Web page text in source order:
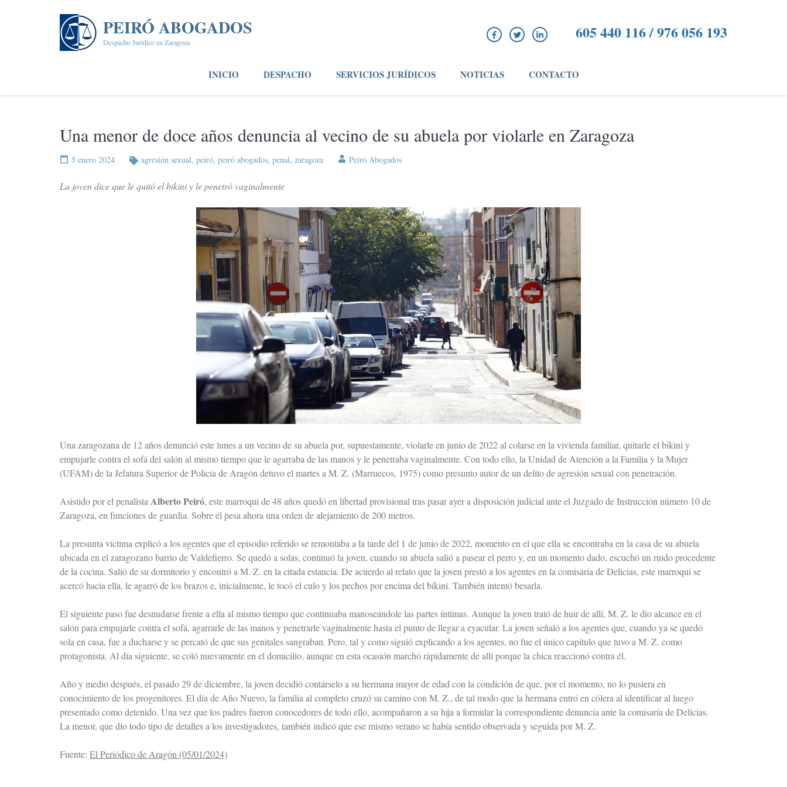
PEIRÓ ABOGADOS
Despacho Jurídico en Zaragoza 605 440 116 / 976 056 193
INICIO DESPACHO SERVICIOS JURÍDICOS NOTICIAS CONTACTO
Una menor de doce años denuncia al vecino de su abuela por violarle en Zaragoza
5 enero 2024 agresión sexual, peiró, peiró abogados, penal, zaragoza Peiró Abogados
La joven dice que le quitó el bikini y le penetró vaginalmente
Una zaragozana de 12 años denunció este lunes a un vecino de su abuela por, supuestamente, violarle en junio de 2022 al colarse en la vivienda familiar, quitarle el bikini y
empujarle contra el sofá del salón al mismo tiempo que le agarraba de las manos y le penetraba vaginalmente. Con todo ello, la Unidad de Atención a la Familia y la Mujer
(UFAM) de la Jefatura Superior de Policía de Aragón detuvo el martes a M. Z. (Marruecos, 1975) como presunto autor de un delito de agresión sexual con penetración.
Asistido por el penalistaAlberto Peiró, este marroquí de 48 años quedó en libertad provisional tras pasar ayer a disposición judicial ante el Juzgado de Instrucción número 10 de
Zaragoza, en funciones de guardia. Sobre él pesa ahora una orden de alejamiento de 200 metros.
La presunta víctima explicó a los agentes que el episodio referido se remontaba a la tarde del 1 de junio de 2022, momento en el que ella se encontraba en la casa de su abuela
ubicada en el zaragozano barrio de Valdefierro. Se quedó a solas, continuó la joven, cuando su abuela salió a pasear el perro y, en un momento dado, escuchó un ruido procedente
de la cocina. Salió de su dormitorio y encontró a M. Z. en la citada estancia. De acuerdo al relato que la joven prestó a los agentes en la comisaría de Delicias, este marroquí se
acercó hacia ella, le agarró de los brazos e, inicialmente, le tocó el culo y los pechos por encima del bikini. También intentó besarla.
El siguiente paso fue desnudarse frente a ella al mismo tiempo que continuaba manoseándole las partes íntimas. Aunque la joven trató de huir de allí, M. Z. le dio alcance en el
salón para empujarle contra el sofá, agarrarle de las manos y penetrarle vaginalmente hasta el punto de llegar a eyacular. La joven señaló a los agentes que, cuando ya se quedó
sola en casa, fue a ducharse y se percató de que sus genitales sangraban. Pero, tal y como siguió explicando a los agentes, no fue el único capítulo que tuvo a M. Z. como
protagonista. Al día siguiente, se coló nuevamente en el domicilio, aunque en esta ocasión marchó rápidamente de allí porque la chica reaccionó contra él.
Año y medio después, el pasado 29 de diciembre, la joven decidió contárselo a su hermana mayor de edad con la condición de que, por el momento, no lo pusiera en
conocimiento de los progenitores. El día de Año Nuevo, la familia al completo cruzó su camino con M. Z., de tal modo que la hermana entró en cólera al identificar al luego
presentado como detenido. Una vez que los padres fueron conocedores de todo ello, acompañaron a su hija a formular la correspondiente denuncia ante la comisaría de Delicias.
La menor, que dio todo tipo de detalles a los investigadores, también indicó que ese mismo verano se había sentido observada y seguida por M. Z.
Fuente: El Periódico de Aragón (05/01/2024)